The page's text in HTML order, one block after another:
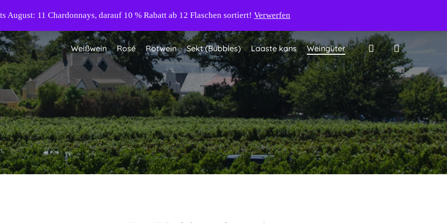
August: 11 Chardonnays, darauf 10 % Rabatt ab 12 Flaschen sortiert! Verwerfen
Weißwein Rosé Rotwein Sekt (Bubbles) Laaste kans Weingüter search